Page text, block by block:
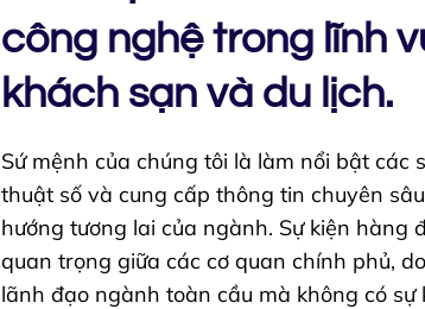
công nghệ trong lĩnh
khách sạn và du lịch.
Sứ mệnh của chúng tôi là làm nổi bật các
thuật số và cung cấp thông tin chuyên
hướng tương lai của ngành. Sự kiện hàng
quan trọng giữa các cơ quan chính phủ,
lãnh đạo ngành toàn cầu mà không có